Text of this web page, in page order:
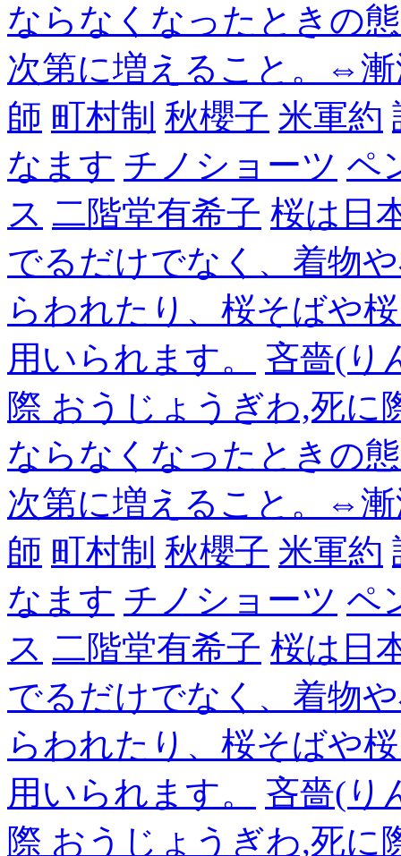
ならなくなったときの
次第に増えること。⇔
師 町村制 秋櫻子 米軍約
なます チノショーツ ペ
ス 二階堂有希子 桜は日
でるだけでなく、着物
らわれたり、桜そばや
用いられます。
吝嗇(り
際 おうじょうぎわ,死に
ならなくなったときの
次第に増えること。⇔
師 町村制 秋櫻子 米軍約
なます チノショーツ ペ
ス 二階堂有希子 桜は日
でるだけでなく、着物
らわれたり、桜そばや
用いられます。
吝嗇(り
際 おうじょうぎわ,死に